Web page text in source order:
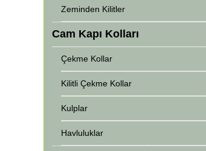
Zeminden Kilitler
Cam Kapı Kolları
Çekme Kollar
Kilitli Çekme Kollar
Kulplar
Havluluklar